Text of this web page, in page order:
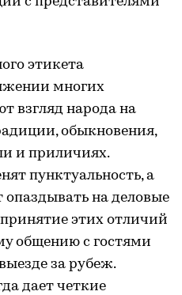
этикета
многих
взгляд народа на
обыкновения,
и приличиях.
пунктуальность, а
опаздывать на деловые
этих отличий
общению с гостями
за рубеж.
дает четкие